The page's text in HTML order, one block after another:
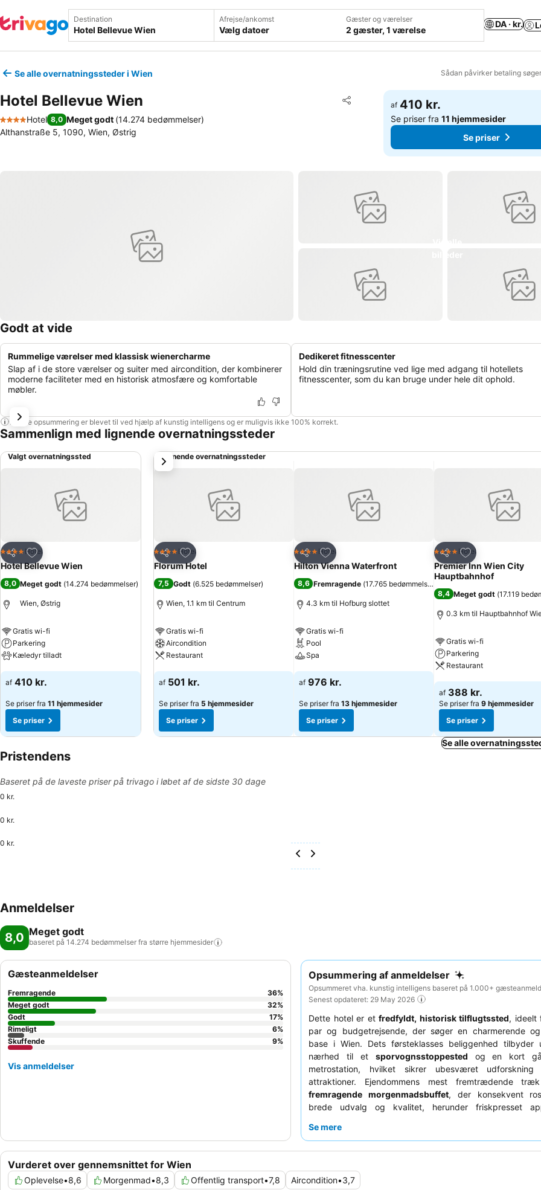
Destination Afrejse/ankomst
Vælg datoer
Gæster og værelser
2 gæster, 1 værelse
DA · kr.
Se alle overnatningssteder i Wien Sådan påvirker betaling
Hotel Bellevue Wien Del
Føj til favoritter
4 Stjerner
Hotel 8,0 Meget godt (14.274 bedømmelser)
Althanstraße 5, 1090, Wien, Østrig
af 410 kr.
Se priser fra11 hjemmesider
Se priser
Godt at vide
Rummelige værelser med klassisk wienercharme
Slap af i de store værelser og suiter med aircondition, der kombinerer
moderne faciliteter med en historisk atmosfære og komfortable
møbler.
Dedikeret fitnesscenter
Hold din træningsrutine ved lige med adgang til hotellets
fitnesscenter, som du kan bruge under hele dit ophold.
Denne opsummering er blevet til ved hjælp af kunstig intelligens og er muligvis ikke 100% korrekt.
Sammenlign med lignende overnatningssteder
Valgt overnatningssted
Del
Føj til favoritter
4 StjernerHotel
Hotel Bellevue Wien
8,0 Meget godt (14.274 bedømmelser)
Wien, Østrig
Gratis wi-fi
Parkering
Kæledyr tilladt
Se priser
af 410 kr.
Se priser fra 11 hjemmesider
Se priser
Lignende overnatningssteder
Del
Føj til favoritter
4 StjernerHotel
Florum Hotel
7,5 Godt (6.525 bedømmelser)
Wien, 1.1 km til Centrum
Gratis wi-fi
Aircondition
Restaurant
Se priser
af 501 kr.
Se priser fra 5 hjemmesider
Se priser
Del
Føj til favoritter
4 StjernerHotel
Hilton Vienna Waterfront
8,6 Fremragende (17.765 bedømmelser
4.3 km til Hofburg slottet
Gratis wi-fi
Pool
Spa
Se priser
af 976 kr.
Se priser fra 13 hjemmesider
Se priser
Del
Føj til favoritter
4 StjernerHotel
Premier Inn Wien City
Hauptbahnhof
8,4 Meget godt (17.119
0.3 km til Hauptbahnhof
Gratis wi-fi
Parkering
Restaurant
Se priser
af 388 kr.
Se priser fra 9 hjemmesider
Se priser
næste
Se alle
Pristendens
Baseret på de laveste priser på trivago i løbet af de sidste 30 dage
0 kr.
0 kr.
0 kr.
Anmeldelser
8,0 Meget godt
baseret på 14.274 bedømmelser fra større hjemmesider
Opsummering af anmeldelser
Opsummeret vha. kunstig intelligens baseret på 1.000+
Senest opdateret: 29 May 2026
Dette hotel er etfredfyldt, historisk tilflugtssted, ideelt
par og budgetrejsende, der søger en charmerende
base i Wien. Dets førsteklasses beliggenhed tilbyder
nærhed til et sporvognsstoppested og en kort
metrostation, hvilket sikrer ubesværet
attraktioner. Ejendommens mest fremtrædende
fremragende morgenmadsbuffet, der konsekvent
brede udvalg og kvalitet, herunder friskpresset
venlighed
Se mere
Vurderet over gennemsnittet for Wien
Oplevelse•8,6 Morgenmad•8,3 Offentlig transport•7,8 Aircondition•3,7
Gæsteanmeldelser
Fremragende 36%
Meget godt
32%
Godt
17%
Rimeligt
6%
Skuffende
9%
Vis anmeldelser